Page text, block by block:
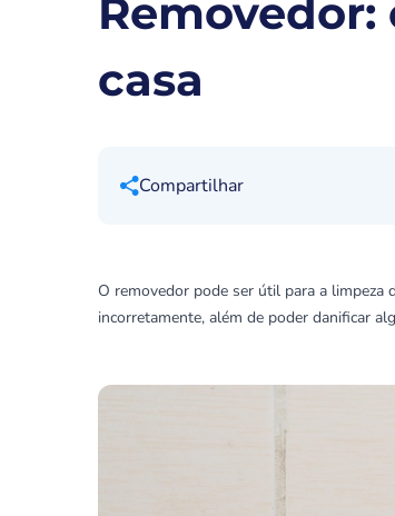
casa
Compartilhar
O removedor pode ser útil para a limpeza
incorretamente, além de poder danificar